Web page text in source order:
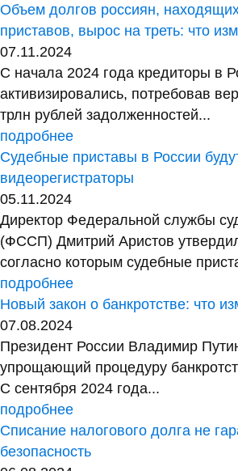
Объем долгов россиян,
приставов, вырос на треть: что
07.11.2024
С начала 2024 года кредиторы в
активизировались, потребовав
трлн рублей задолженностей...
подробнее
Судебные приставы в России
видеорегистраторы
05.11.2024
Директор Федеральной службы
(ФССП) Дмитрий Аристов
согласно которым судебные
подробнее
Новый закон о банкротстве: что
07.08.2024
Президент России Владимир
упрощающий процедуру
С сентября 2024 года...
подробнее
Списание налогового долга не
безопасность